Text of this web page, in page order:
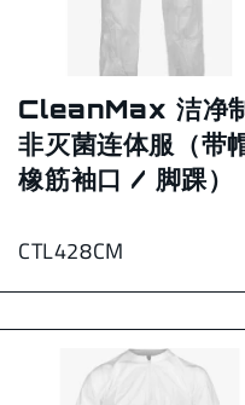
CTL428CM
CleanMax 洁净
非灭菌连体服（带
橡筋袖口 / 脚踝）